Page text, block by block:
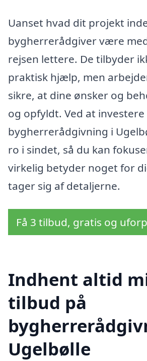
Uanset hvad dit projekt
bygherrerådgiver være
rejsen lettere. De tilbyder
praktisk hjælp, men
sikre, at dine ønsker og
og opfyldt. Ved at investere
bygherrerådgivning i
ro i sindet, så du kan
virkelig betyder noget for
tager sig af detaljerne.
Få 3 tilbud, gratis og
Indhent altid
tilbud på
Ugelbølle